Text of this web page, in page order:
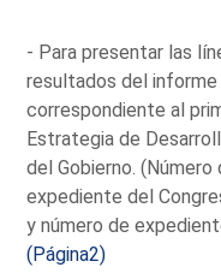
- Para presentar las
resultados del
correspondiente al
Estrategia de
del Gobierno. (Número
expediente del
y número de
(Página2)